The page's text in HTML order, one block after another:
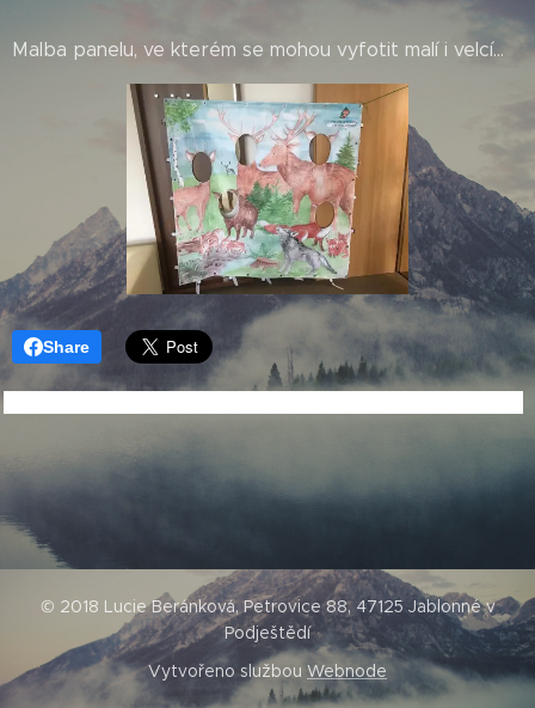
Malba panelu, ve kterém se mohou vyfotit malí i velcí...
Share
© 2018 Lucie Beránková, Petrovice 88, 47125 Jablonné v
Podještědí
Vytvořeno službou Webnode